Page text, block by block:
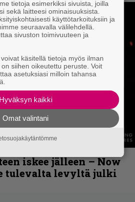
iskee jälleen – Now
tulevalta levyltä julki
tietoja esimerkiksi sivuista, joilla
sekä laitteesi ominaisuuksista.
käyttötarkoituksiin ja
seuraavalla välilehdellä.
sivuston toimivuuteen ja
käsitellä tietoja myös ilman
siihen oikeutettu peruste. Voit
asetuksiasi milloin tahansa
Hyväksyn kaikki
Omat valintani